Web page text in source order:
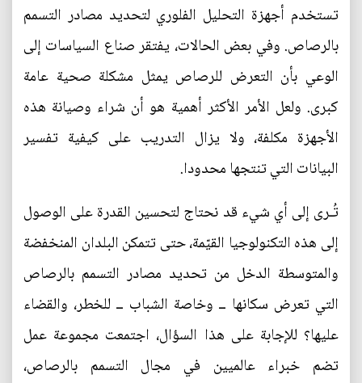
تستخدم أجهزة التحليل الفلوري لتحديد مصادر التسمم
بالرصاص. وفي بعض الحالات، يفتقر صناع السياسات إلى
الوعي بأن التعرض للرصاص يمثل مشكلة صحية عامة
كبرى. ولعل الأمر الأكثر أهمية هو أن شراء وصيانة هذه
الأجهزة مكلفة، ولا يزال التدريب على كيفية تفسير
البيانات التي تنتجها محدودا.
تُـرى إلى أي شيء قد نحتاج لتحسين القدرة على الوصول
إلى هذه التكنولوجيا القيّمة، حتى تتمكن البلدان المنخفضة
والمتوسطة الدخل من تحديد مصادر التسمم بالرصاص
التي تعرض سكانها ــ وخاصة الشباب ــ للخطر، والقضاء
عليها؟ للإجابة على هذا السؤال، اجتمعت مجموعة عمل
تضم خبراء عالميين في مجال التسمم بالرصاص،